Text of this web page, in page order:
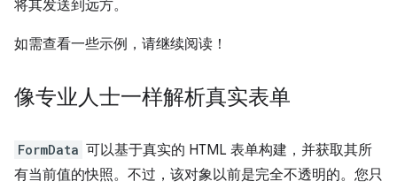
将其发送到远方。
如需查看一些示例，请继续阅读！
像专业人士一样解析真实表单
FormData 可以基于真实的 HTML 表单构建，并获取其所
有当前值的快照。不过，该对象以前是完全不透明的。您只